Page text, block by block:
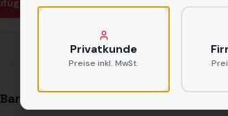
mieten in Frankfurt &
Privatkunde
Preise inkl. MwSt.